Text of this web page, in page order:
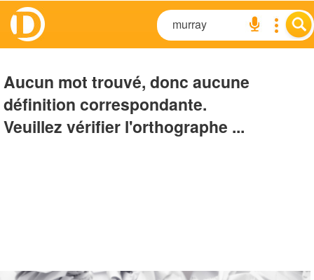
Aucun mot trouvé, donc aucune
définition correspondante.
Veuillez vérifier l'orthographe ...